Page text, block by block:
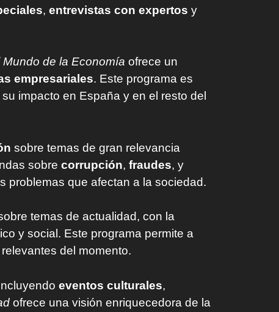
, entrevistas con expertos y
Mundo de la Economía ofrece un
empresariales. Este programa es
impacto en España y en el resto del
sobre temas de gran relevancia
sobre corrupción, fraudes, y
problemas que afectan a la sociedad.
temas de actualidad, con la
y social. Este programa permite a
del momento.
eventos culturales,
ofrece una visión enriquecedora de la